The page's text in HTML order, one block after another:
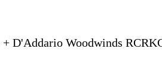
D'Addario Woodwinds